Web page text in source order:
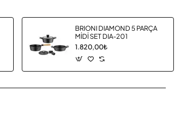
BRIONI DIAMOND 5 PARÇA
MİDİ SET DIA-201
1.820,00₺